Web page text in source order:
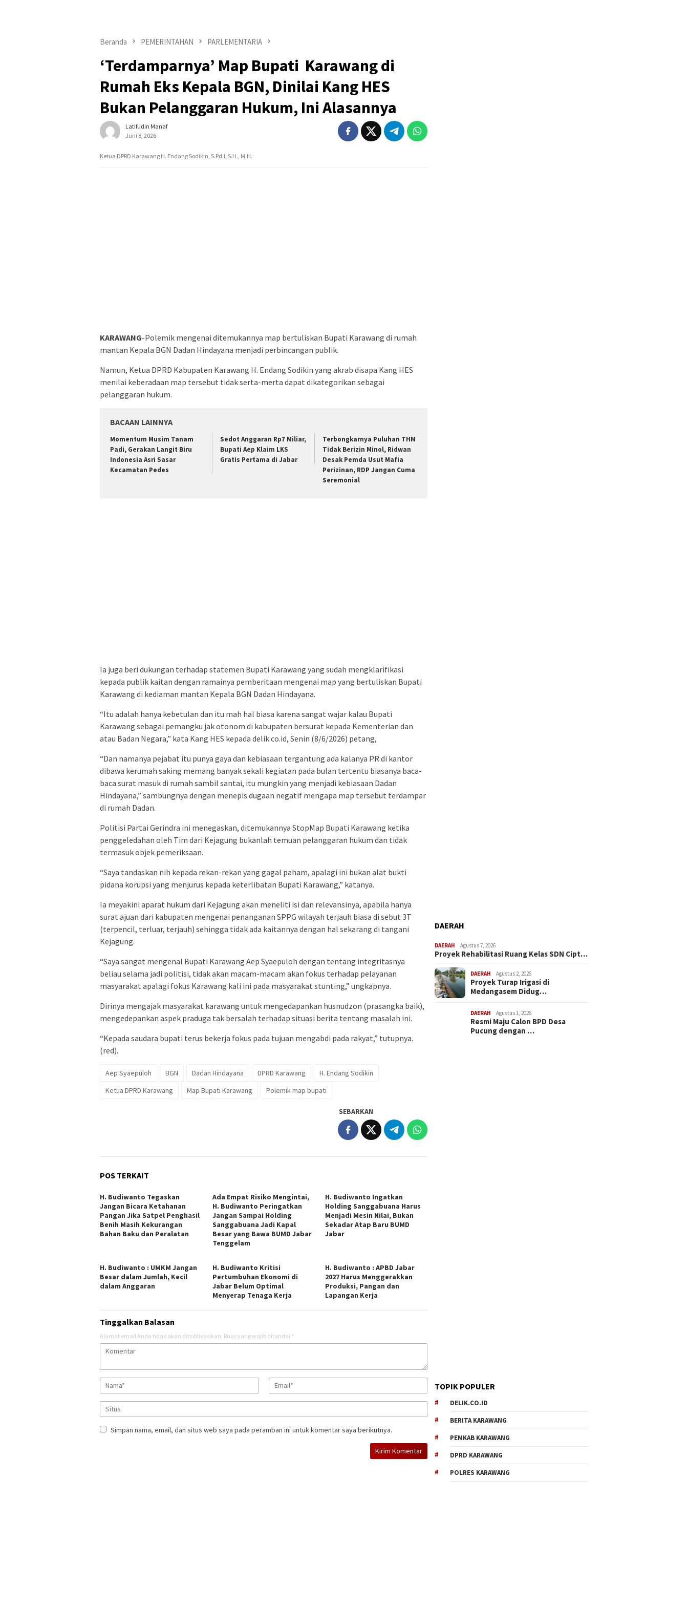
Beranda PEMERINTAHAN PARLEMENTARIA
‘Terdamparnya’ Map Bupati Karawang di
Rumah Eks Kepala BGN, Dinilai Kang HES
Bukan Pelanggaran Hukum, Ini Alasannya
Latifudin Manaf
Juni 8, 2026
Ketua DPRD Karawang H. Endang Sodikin, S.Pd.I, S.H., M.H.
KARAWANG-Polemik mengenai ditemukannya map bertuliskan Bupati Karawang di rumah
mantan Kepala BGN Dadan Hindayana menjadi perbincangan publik.
Namun, Ketua DPRD Kabupaten Karawang H. Endang Sodikin yang akrab disapa Kang HES
menilai keberadaan map tersebut tidak serta-merta dapat dikategorikan sebagai
pelanggaran hukum.
BACAAN LAINNYA
Momentum Musim Tanam
Padi, Gerakan Langit Biru
Indonesia Asri Sasar
Kecamatan Pedes
Sedot Anggaran Rp7 Miliar,
Bupati Aep Klaim LKS
Gratis Pertama di Jabar
Terbongkarnya Puluhan THM
Tidak Berizin Minol, Ridwan
Desak Pemda Usut Mafia
Perizinan, RDP Jangan Cuma
Seremonial
Ia juga beri dukungan terhadap statemen Bupati Karawang yang sudah mengklarifikasi
kepada publik kaitan dengan ramainya pemberitaan mengenai map yang bertuliskan Bupati
Karawang di kediaman mantan Kepala BGN Dadan Hindayana.
“Itu adalah hanya kebetulan dan itu mah hal biasa karena sangat wajar kalau Bupati
Karawang sebagai pemangku jak otonom di kabupaten bersurat kepada Kementerian dan
atau Badan Negara,” kata Kang HES kepada delik.co.id, Senin (8/6/2026) petang,
“Dan namanya pejabat itu punya gaya dan kebiasaan tergantung ada kalanya PR di kantor
dibawa kerumah saking memang banyak sekali kegiatan pada bulan tertentu biasanya baca-
baca surat masuk di rumah sambil santai, itu mungkin yang menjadi kebiasaan Dadan
Hindayana,” sambungnya dengan menepis dugaan negatif mengapa map tersebut terdampar
di rumah Dadan.
Politisi Partai Gerindra ini menegaskan, ditemukannya StopMap Bupati Karawang ketika
penggeledahan oleh Tim dari Kejagung bukanlah temuan pelanggaran hukum dan tidak
termasuk objek pemeriksaan.
“Saya tandaskan nih kepada rekan-rekan yang gagal paham, apalagi ini bukan alat bukti
pidana korupsi yang menjurus kepada keterlibatan Bupati Karawang,” katanya.
Ia meyakini aparat hukum dari Kejagung akan meneliti isi dan relevansinya, apabila hanya
surat ajuan dari kabupaten mengenai penanganan SPPG wilayah terjauh biasa di sebut 3T
(terpencil, terluar, terjauh) sehingga tidak ada kaitannya dengan hal sekarang di tangani
Kejagung.
“Saya sangat mengenal Bupati Karawang Aep Syaepuloh dengan tentang integritasnya
beliau selama jadi politisi, tidak akan macam-macam akan fokus terhadap pelayanan
masyarakat apalagi fokus Karawang kali ini pada masyarakat stunting,” ungkapnya.
Dirinya mengajak masyarakat karawang untuk mengedapankan husnudzon (prasangka baik),
mengedepankan aspek praduga tak bersalah terhadap situasi berita tentang masalah ini.
“Kepada saudara bupati terus bekerja fokus pada tujuan mengabdi pada rakyat,” tutupnya.
(red).
Aep Syaepuloh BGN Dadan Hindayana DPRD Karawang
H. Endang Sodikin
Ketua DPRD Karawang
Map Bupati Karawang Polemik map bupati
SEBARKAN
POS TERKAIT
H. Budiwanto Tegaskan
Jangan Bicara Ketahanan
Pangan Jika Satpel Penghasil
Benih Masih Kekurangan
Bahan Baku dan Peralatan
Ada Empat Risiko Mengintai,
H. Budiwanto Peringatkan
Jangan Sampai Holding
Sanggabuana Jadi Kapal
Besar yang Bawa BUMD Jabar
Tenggelam
H. Budiwanto Ingatkan
Holding Sanggabuana Harus
Menjadi Mesin Nilai, Bukan
Sekadar Atap Baru BUMD
Jabar
H. Budiwanto : UMKM Jangan
Besar dalam Jumlah, Kecil
dalam Anggaran
H. Budiwanto Kritisi
Pertumbuhan Ekonomi di
Jabar Belum Optimal
Menyerap Tenaga Kerja
H. Budiwanto : APBD Jabar
2027 Harus Menggerakkan
Produksi, Pangan dan
Lapangan Kerja
Tinggalkan Balasan
Alamat email Anda tidak akan dipublikasikan. Ruas yang wajib ditandai *
Simpan nama, email, dan situs web saya pada peramban ini untuk komentar saya berikutnya.
DAERAH
DAERAH Agustus 7, 2026
Proyek Rehabilitasi Ruang Kelas SDN Cipt…
DAERAH Agustus 2, 2026
Proyek Turap Irigasi di
Medangasem Didug…
DAERAH Agustus 1, 2026
Resmi Maju Calon BPD Desa
Pucung dengan …
TOPIK POPULER
DELIK.CO.ID
BERITA KARAWANG
PEMKAB KARAWANG
DPRD KARAWANG
POLRES KARAWANG